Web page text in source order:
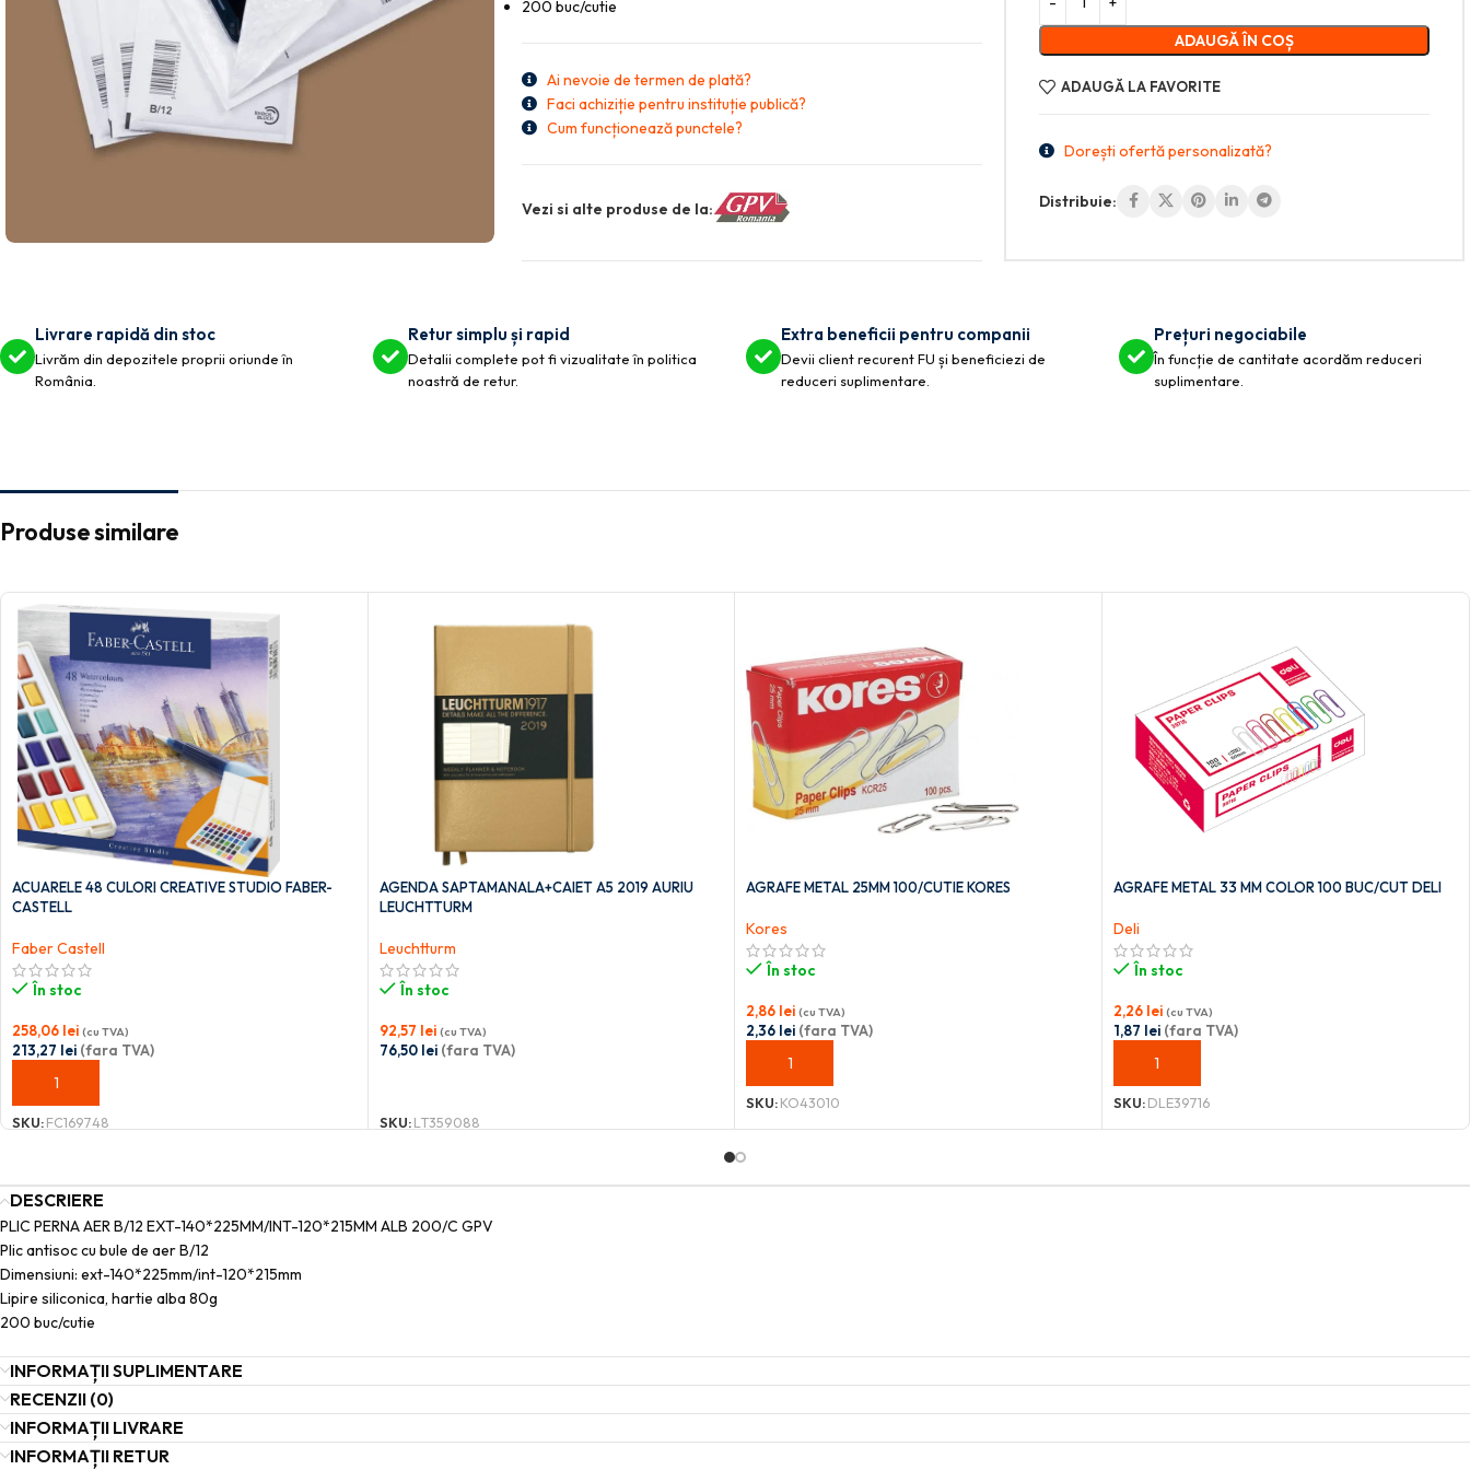
200 buc/cutie
Ai nevoie de termen de plată?
Faci achiziție pentru instituție publică?
Cum funcționează punctele?
Vezi si alte produse de la:
ADAUGĂ ÎN COȘ
ADAUGĂ LA FAVORITE
Dorești ofertă personalizată?
Distribuie:
Livrare rapidă din stoc
Livrăm din depozitele proprii oriunde în
România.
Retur simplu și rapid
Detalii complete pot fi vizualitate în politica
noastră de retur.
Extra beneficii pentru companii
Devii client recurent FU și beneficiezi de
reduceri suplimentare.
Prețuri negociabile
În funcție de cantitate acordăm reduceri
suplimentare.
Produse similare
ACUARELE 48 CULORI CREATIVE STUDIO FABER-
CASTELL
Faber Castell
În stoc
258,06 lei (cu TVA)
213,27 lei (fara TVA)
ADAUGĂ ÎN COȘ
SKU:FC169748
AGENDA SAPTAMANALA+CAIET A5 2019 AURIU
LEUCHTTURM
Leuchtturm
În stoc
92,57 lei (cu TVA)
76,50 lei(fara TVA)
SKU:LT359088
AGRAFE METAL 25MM 100/CUTIE KORES
Kores
În stoc
2,86 lei (cu TVA)
2,36 lei (fara TVA)
ADAUGĂ ÎN COȘ
SKU:KO43010
AGRAFE METAL 33 MM COLOR 100 BUC/CUT DELI
Deli
În stoc
2,26 lei (cu TVA)
1,87 lei(fara TVA)
ADAUGĂ ÎN COȘ
SKU:DLE39716
DESCRIERE
PLIC PERNA AER B/12 EXT-140*225MM/INT-120*215MM ALB 200/C GPV
Plic antisoc cu bule de aer B/12
Dimensiuni: ext-140*225mm/int-120*215mm
Lipire siliconica, hartie alba 80g
200 buc/cutie
INFORMAȚII SUPLIMENTARE
RECENZII (0)
INFORMAȚII LIVRARE
INFORMAȚII RETUR